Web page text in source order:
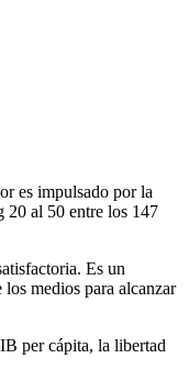
es impulsado por la
20 al 50 entre los 147
Es un
medios para alcanzar
per cápita, la libertad